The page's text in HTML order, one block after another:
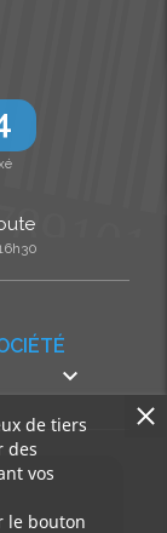

de tiers
des
vos
le bouton